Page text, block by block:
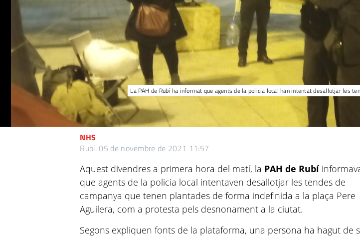
La PAH de Rubí ha informat que agents de la policia local han intentat desallotjar les
NHS
Rubí. 05 de novembre de 2021 11:57
Aquest divendres a primera hora del matí, la PAH de Rubí
que agents de la policia local intentaven desallotjar les tendes de
campanya que tenen plantades de forma indefinida a la plaça Pere
Aguilera, com a protesta pels desnonament a la ciutat.
Segons expliquen fonts de la plataforma, una persona ha hagut de